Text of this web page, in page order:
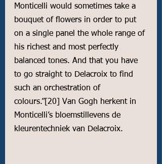
Monticelli would sometimes take a
bouquet of flowers in order to put
on a single panel the whole range of
his richest and most perfectly
balanced tones. And that you have
to go straight to Delacroix to find
such an orchestration of
colours.” [20]
Van Gogh herkent in
Monticelli’s bloemstillevens de
kleurentechniek van Delacroix.